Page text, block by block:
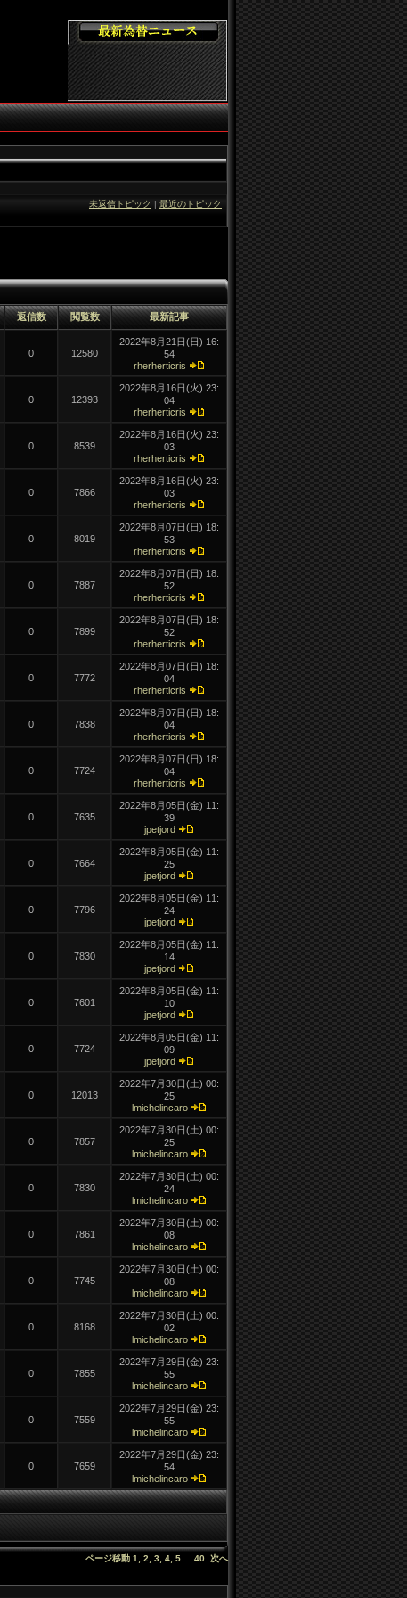
未返信トピック | 最近のトピック
返信数 閲覧数 最新記事
0 12580
2022年8月21日(日) 16:
54
rherherticris
0 12393
2022年8月16日(火) 23:
04
rherherticris
0 8539
2022年8月16日(火) 23:
03
rherherticris
0 7866
2022年8月16日(火) 23:
03
rherherticris
0 8019
2022年8月07日(日) 18:
53
rherherticris
0 7887
2022年8月07日(日) 18:
52
rherherticris
0 7899
2022年8月07日(日) 18:
52
rherherticris
0 7772
2022年8月07日(日) 18:
04
rherherticris
0 7838
2022年8月07日(日) 18:
04
rherherticris
0 7724
2022年8月07日(日) 18:
04
rherherticris
0 7635
2022年8月05日(金) 11:
39
jpetjord
0 7664
2022年8月05日(金) 11:
25
jpetjord
0 7796
2022年8月05日(金) 11:
24
jpetjord
0 7830
2022年8月05日(金) 11:
14
jpetjord
0 7601
2022年8月05日(金) 11:
10
jpetjord
0 7724
2022年8月05日(金) 11:
09
jpetjord
0 12013
2022年7月30日(土) 00:
25
lmichelincaro
0 7857
2022年7月30日(土) 00:
25
lmichelincaro
0 7830
2022年7月30日(土) 00:
24
lmichelincaro
0 7861
2022年7月30日(土) 00:
08
lmichelincaro
0 7745
2022年7月30日(土) 00:
08
lmichelincaro
0 8168
2022年7月30日(土) 00:
02
lmichelincaro
0 7855
2022年7月29日(金) 23:
55
lmichelincaro
0 7559
2022年7月29日(金) 23:
55
lmichelincaro
0 7659
2022年7月29日(金) 23:
54
lmichelincaro
ページ移動 1 2 3 4 5 40 次へ